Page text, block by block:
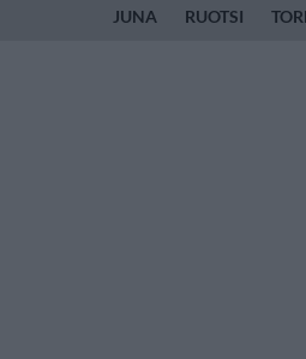
JUNA RUOTSI